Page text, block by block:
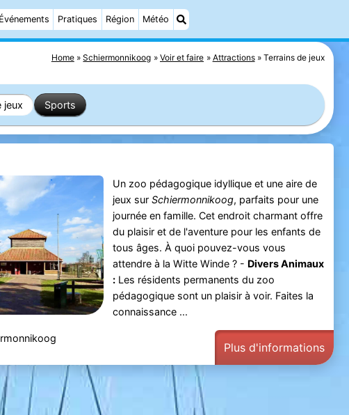
Événements Pratiques Région Météo
Home Schiermonnikoog Voir et faire Attractions Terrains de jeux
jeux Sports
Un zoo pédagogique idyllique et une aire de
jeux sur Schiermonnikoog, parfaits pour une
journée en famille. Cet endroit charmant offre
du plaisir et de l'aventure pour les enfants de
tous âges. À quoi pouvez-vous vous
attendre à la Witte Winde ? - Divers Animaux
:Les résidents permanents du zoo
pédagogique sont un plaisir à voir. Faites la
connaissance ...
Plus d'informations